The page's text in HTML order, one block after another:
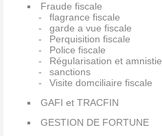
Fraude fiscale
flagrance fiscale
garde a vue fiscale
Perquisition fiscale
Police fiscale
Régularisation et amnistie
sanctions
Visite domciliaire fiscale
GAFI et TRACFIN
GESTION DE FORTUNE